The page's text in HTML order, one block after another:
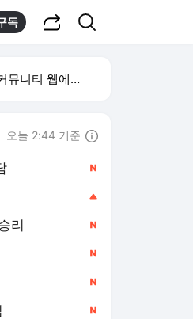
독
티 웹에서 보기
오늘 2:44 기준
리